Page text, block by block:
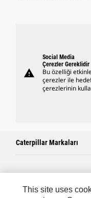
warning
Social Media
Çerezler Gereklidir
Bu özelliği
çerezler ile
çerezlerinin
Caterpillar Markaları
This site uses